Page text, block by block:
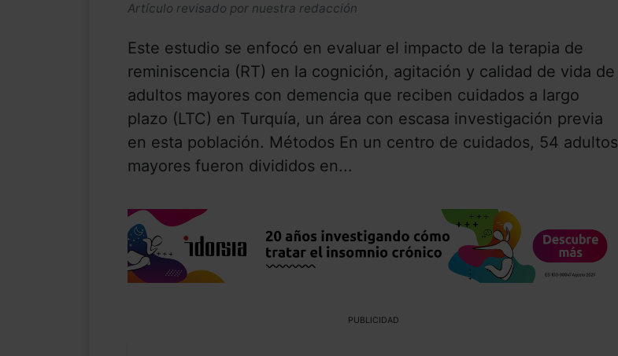
Artículo revisado por nuestra redacción
Este estudio se enfocó en evaluar el impacto de la terapia de
reminiscencia (RT) en la cognición, agitación y calidad de vida de
adultos mayores con demencia que reciben cuidados a largo
plazo (LTC) en Turquía, un área con escasa investigación previa
en esta población. Métodos En un centro de cuidados, 54 adultos
mayores fueron divididos en...
PUBLICIDAD